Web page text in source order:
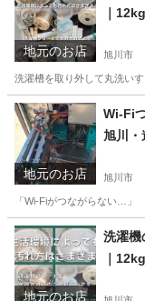
地元のお店
｜
旭川市
洗濯槽を取り外して丸洗い
北海道 旭川市 そ
地元のお店
Wi-Fi
旭川・
旭川市
「Wi-Fiがつながらない…」
北海道 旭川市 パソ
地元のお店
洗濯機
｜